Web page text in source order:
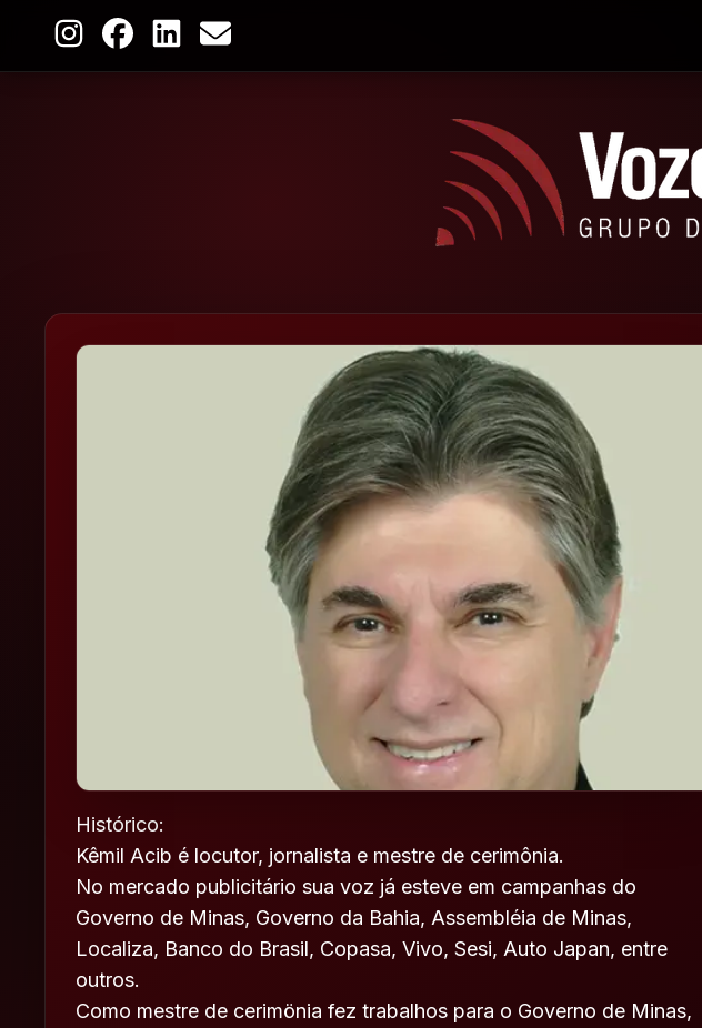
Histórico:
Kêmil Acib é locutor, jornalista e mestre de cerimônia.
No mercado publicitário sua voz já esteve em campanhas do
Governo de Minas, Governo da Bahia, Assembléia de Minas,
Localiza, Banco do Brasil, Copasa, Vivo, Sesi, Auto Japan, entre
outros.
Como mestre de cerimönia fez trabalhos para o Governo de Minas,